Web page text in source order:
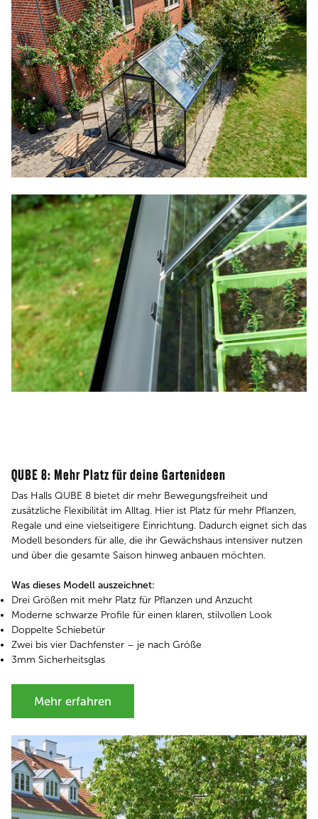
QUBE 8: Mehr Platz für deine Gartenideen
Das Halls QUBE 8 bietet dir mehr Bewegungsfreiheit und
zusätzliche Flexibilität im Alltag. Hier ist Platz für mehr Pflanzen,
Regale und eine vielseitigere Einrichtung. Dadurch eignet sich das
Modell besonders für alle, die ihr Gewächshaus intensiver nutzen
und über die gesamte Saison hinweg anbauen möchten.
Was dieses Modell auszeichnet:
Drei Größen mit mehr Platz für Pflanzen und Anzucht
Moderne schwarze Profile für einen klaren, stilvollen Look
Doppelte Schiebetür
Zwei bis vier Dachfenster – je nach Größe
3mm Sicherheitsglas
Mehr erfahren